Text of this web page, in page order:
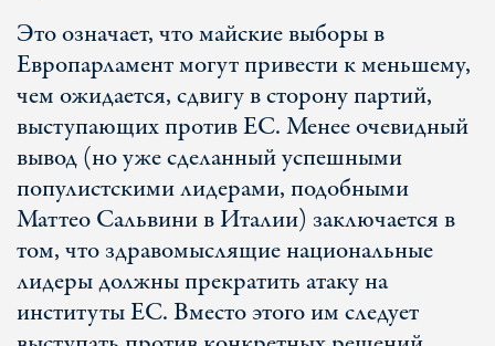
Это означает, что майские выборы в
Европарламент могут привести к меньшему,
чем ожидается, сдвигу в сторону партий,
выступающих против ЕС. Менее очевидный
вывод (но уже сделанный успешными
популистскими лидерами, подобными
Маттео Сальвини в Италии) заключается в
том, что здравомыслящие национальные
лидеры должны прекратить атаку на
институты ЕС. Вместо этого им следует